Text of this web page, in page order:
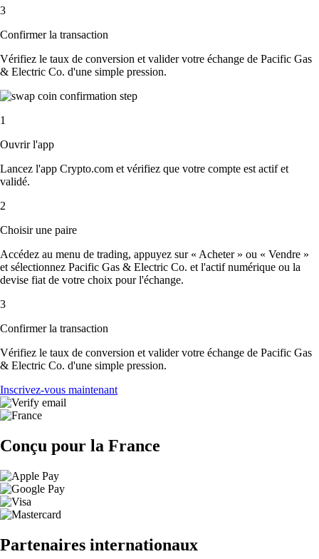
3
Confirmer la transaction
Vérifiez le taux de conversion et valider votre échange de Pacific Gas
& Electric Co. d'une simple pression.
1
Ouvrir l'app
Lancez l'app Crypto.com et vérifiez que votre compte est actif et
validé.
2
Choisir une paire
Accédez au menu de trading, appuyez sur « Acheter » ou « Vendre »
et sélectionnez Pacific Gas & Electric Co. et l'actif numérique ou la
devise fiat de votre choix pour l'échange.
3
Confirmer la transaction
Vérifiez le taux de conversion et valider votre échange de Pacific Gas
& Electric Co. d'une simple pression.
Inscrivez-vous maintenant
Conçu pour la France
Partenaires internationaux